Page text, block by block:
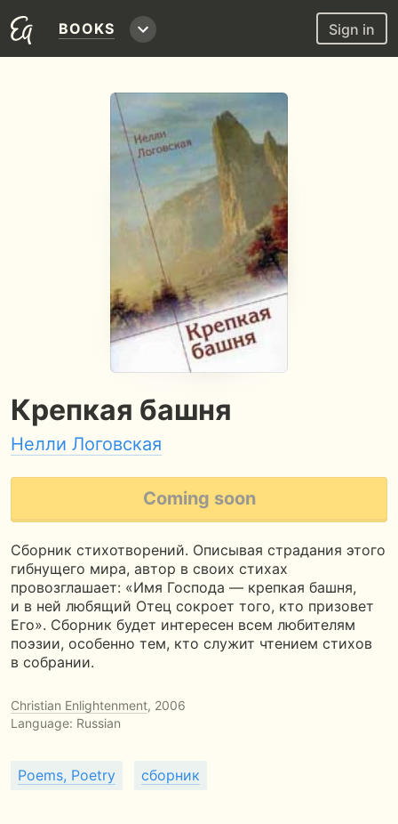
BOOKS Sign in
Крепкая башня
Нелли Логовская
Coming soon
Сборник стихотворений. Описывая страдания этого
гибнущего мира, автор в своих стихах
провозглашает: «Имя Господа — крепкая башня,
и в ней любящий Отец сокроет того, кто призовет
Его». Сборник будет интересен всем любителям
поэзии, особенно тем, кто служит чтением стихов
в собрании.
Christian Enlightenment, 2006
Language: Russian
Poems, Poetry сборник